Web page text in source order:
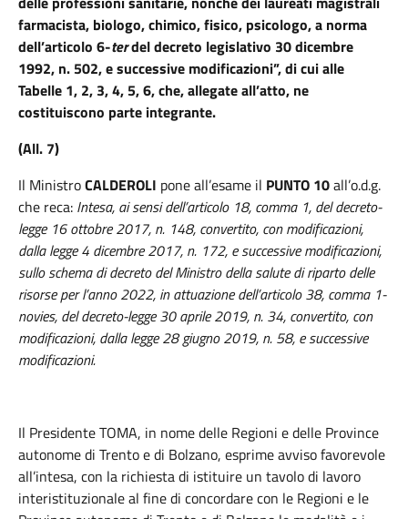
farmacista, biologo, chimico, fisico, psicologo, a norma
dell’articolo 6-terdel decreto legislativo 30 dicembre
1992, n. 502, e successive modificazioni”, di cui alle
Tabelle 1, 2, 3, 4, 5, 6, che, allegate all’atto, ne
costituiscono parte integrante.
(All. 7)
Il MinistroCALDEROLI pone all’esame il PUNTO 10all’o.d.g.
che reca: Intesa, ai sensi dell’articolo 18, comma 1, del decreto-
legge 16 ottobre 2017, n. 148, convertito, con modificazioni,
dalla legge 4 dicembre 2017, n. 172, e successive modificazioni,
sullo schema di decreto del Ministro della salute di riparto delle
risorse per l’anno 2022, in attuazione dell’articolo 38, comma 1-
novies, del decreto-legge 30 aprile 2019, n. 34, convertito, con
modificazioni, dalla legge 28 giugno 2019, n. 58, e successive
modificazioni.
Il Presidente TOMA, in nome delle Regioni e delle Province
autonome di Trento e di Bolzano, esprime avviso favorevole
all’intesa, con la richiesta di istituire un tavolo di lavoro
interistituzionale al fine di concordare con le Regioni e le